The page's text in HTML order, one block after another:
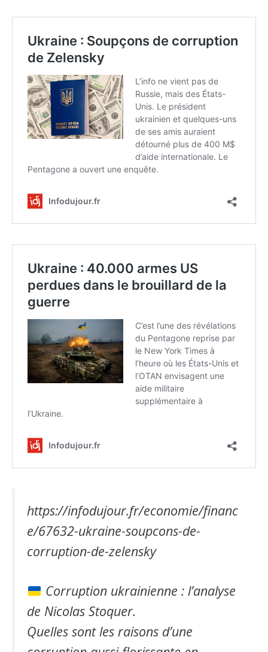
https://infodujour.fr/economie/financ
e/67632-ukraine-soupcons-de-
corruption-de-zelensky
Corruption ukrainienne : l’analyse
de Nicolas Stoquer.
Quelles sont les raisons d’une